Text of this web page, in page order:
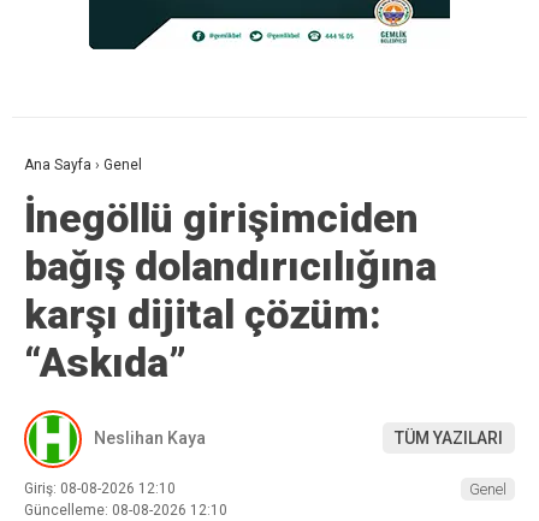
Ana Sayfa › Genel
İnegöllü girişimciden
bağış dolandırıcılığına
karşı dijital çözüm:
“Askıda”
Neslihan Kaya TÜM YAZILARI
Giriş: 08-08-2026 12:10
Güncelleme: 08-08-2026 12:10
Genel